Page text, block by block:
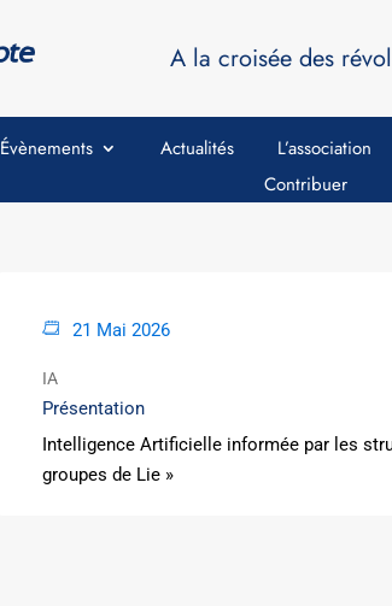
A la croisée des
Évènements Actualités L’association
Contribuer
21 Mai 2026
IA
Présentation
Intelligence Artificielle informée par les
groupes de Lie »